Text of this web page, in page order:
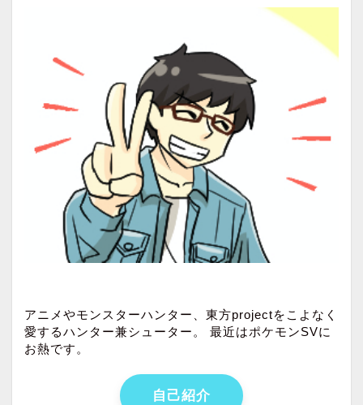
アニメやモンスターハンター、東方projectをこよなく
愛するハンター兼シューター。 最近はポケモンSVに
お熱です。
自己紹介